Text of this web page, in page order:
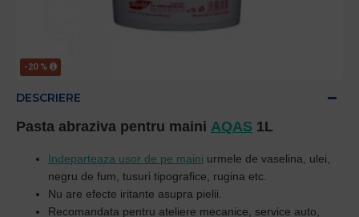
-20 %
DESCRIERE
Pasta abraziva pentru maini AQAS 1L
Indeparteaza usor de pe maini urmele de vaselina, ulei,
negru de fum, tusuri tipografice, rugina etc.
Nu are efecte iritante asupra pielii.
Recomandata pentru ateliere mecanice, service auto,